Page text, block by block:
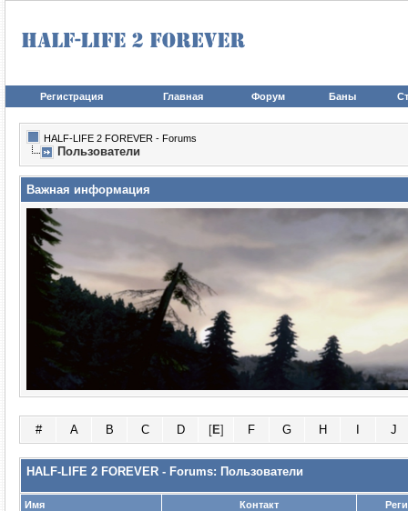
Регистрация Главная Форум Баны
HALF-LIFE 2 FOREVER - Forums
Пользователи
Важная информация
# A B C D [E] F G H J
HALF-LIFE 2 FOREVER - Forums: Пользователи
Имя Контакт